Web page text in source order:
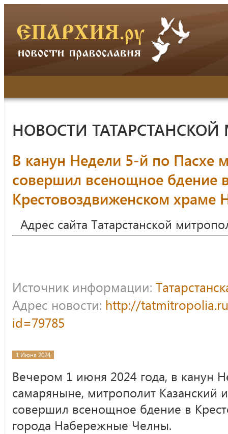
НОВОСТИ
В канун Недели 5-й по Пасхе
совершил всенощное бдение
Крестовоздвиженском
Адрес сайта Татарстанской
Источник информации:
Адрес новости: http://
id=79785
1 Июня 2024
Вечером 1 июня 2024 года, в канун
самаряныне, митрополит Казанский
совершил всенощное бдение в
города Набережные Челны.